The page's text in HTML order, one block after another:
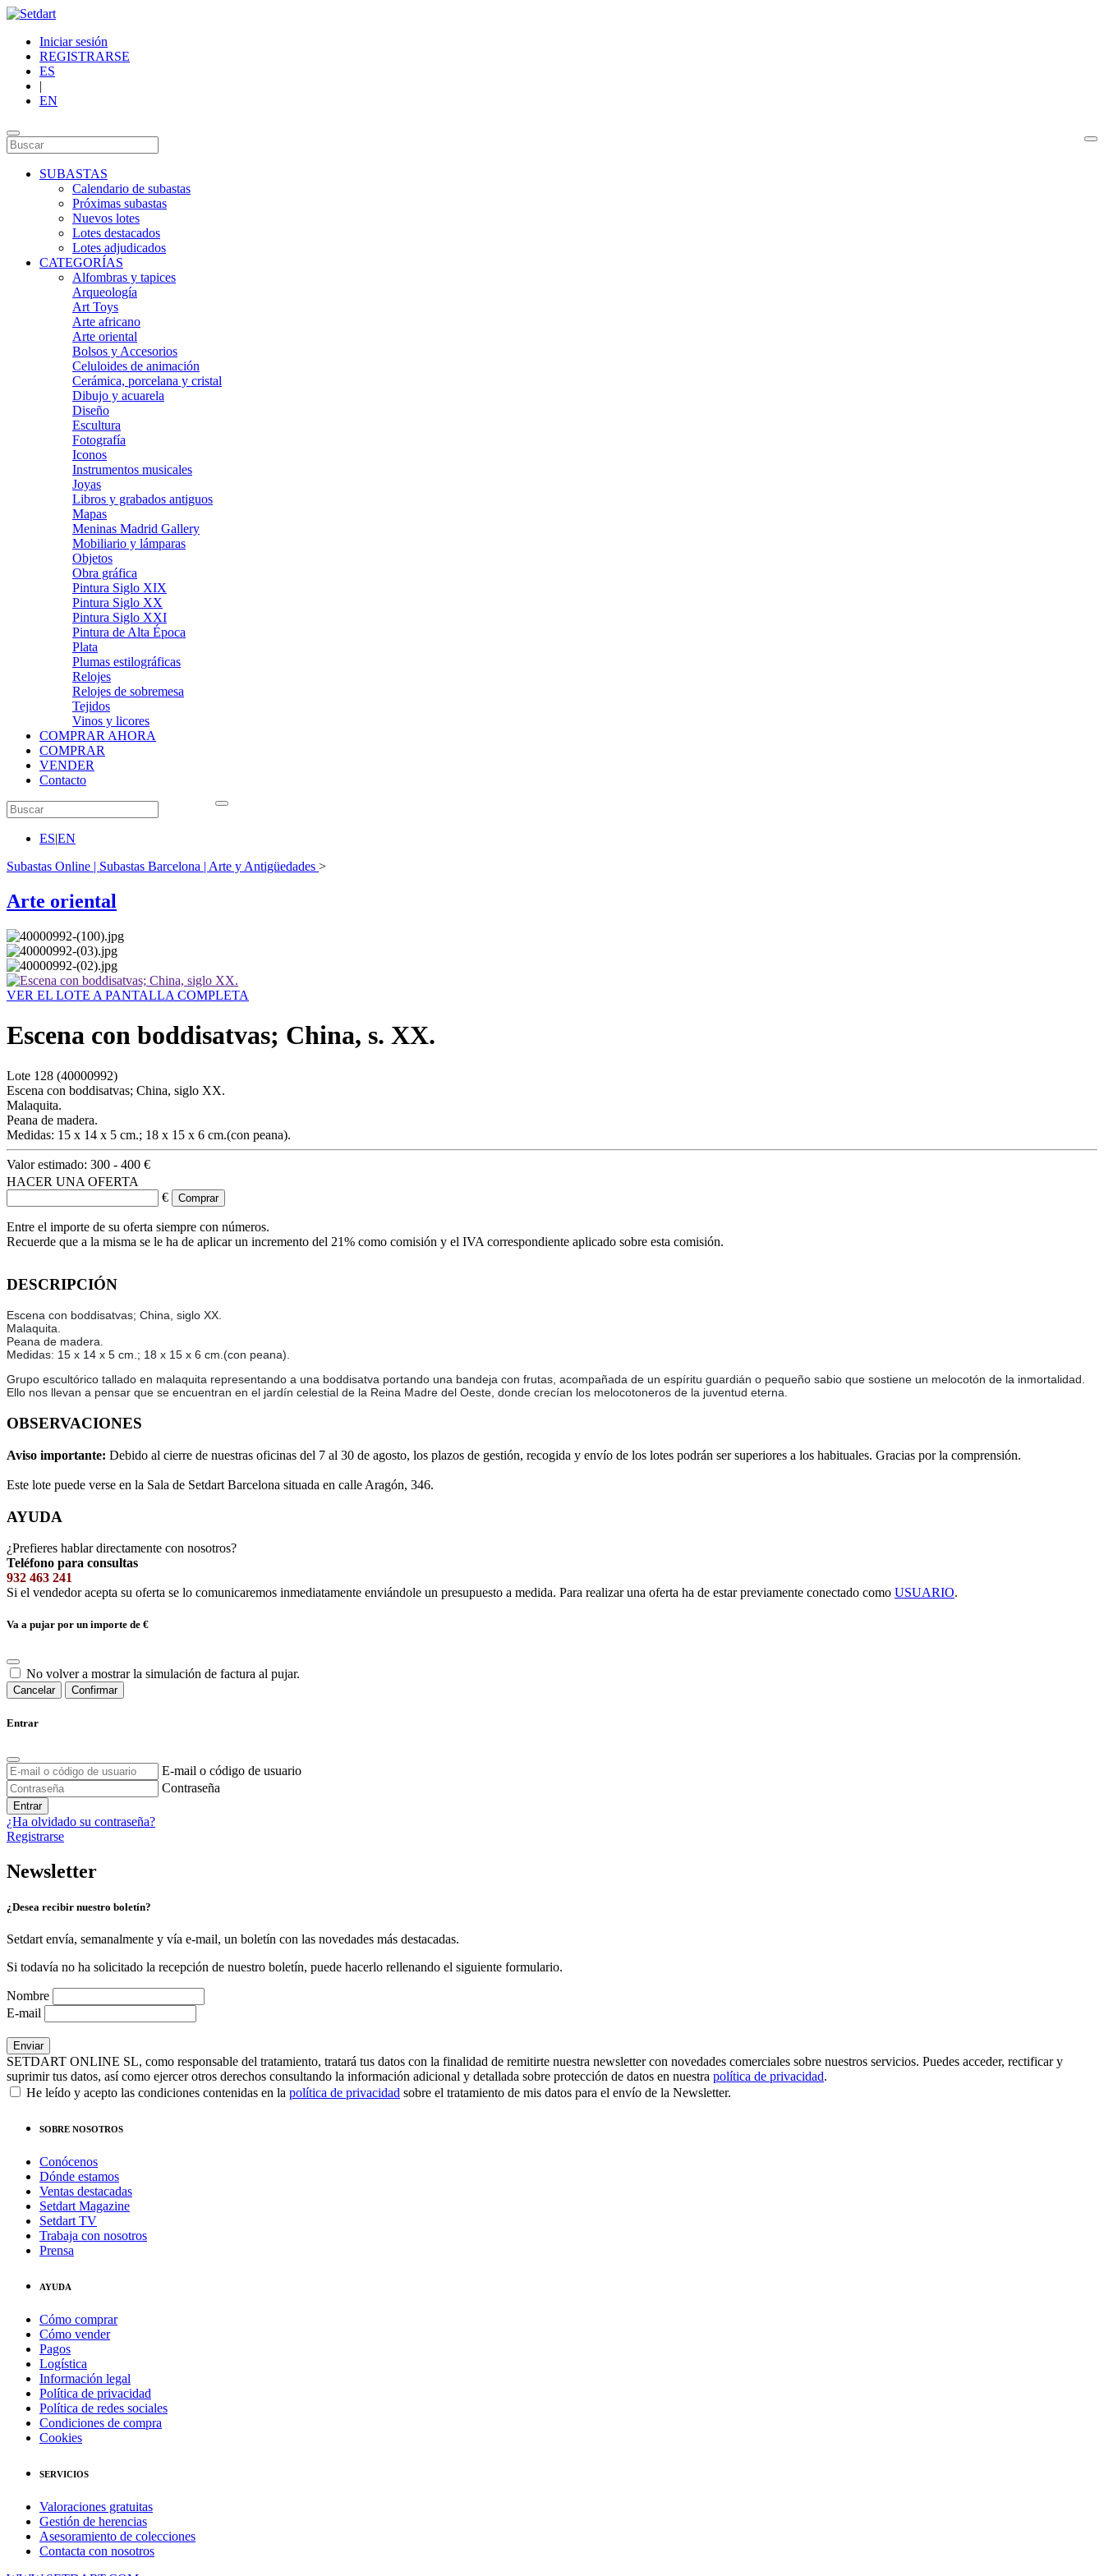
Iniciar sesión
REGISTRARSE
ES
|
EN
SUBASTAS
Calendario de subastas
Próximas subastas
Nuevos lotes
Lotes destacados
Lotes adjudicados
CATEGORÍAS
Alfombras y tapices
Arqueología
Art Toys
Arte africano
Arte oriental
Bolsos y Accesorios
Celuloides de animación
Cerámica, porcelana y cristal
Dibujo y acuarela
Diseño
Escultura
Fotografía
Iconos
Instrumentos musicales
Joyas
Libros y grabados antiguos
Mapas
Meninas Madrid Gallery
Mobiliario y lámparas
Objetos
Obra gráfica
Pintura Siglo XIX
Pintura Siglo XX
Pintura Siglo XXI
Pintura de Alta Época
Plata
Plumas estilográficas
Relojes
Relojes de sobremesa
Tejidos
Vinos y licores
COMPRAR AHORA
COMPRAR
VENDER
Contacto
ES|EN
Subastas Online | Subastas Barcelona | Arte y Antigüedades >
Arte oriental
VER EL LOTE A PANTALLA COMPLETA
Escena con boddisatvas; China, s. XX.
Lote 128 (40000992)
Escena con boddisatvas; China, siglo XX.
Malaquita.
Peana de madera.
Medidas: 15 x 14 x 5 cm.; 18 x 15 x 6 cm.(con peana).
Valor estimado: 300 - 400 €
HACER UNA OFERTA
€
Entre el importe de su oferta siempre con números.
Recuerde que a la misma se le ha de aplicar un incremento del 21% como comisión y el IVA correspondiente aplicado sobre esta comisión.
DESCRIPCIÓN
Escena con boddisatvas; China, siglo XX.
Malaquita.
Peana de madera.
Medidas: 15 x 14 x 5 cm.; 18 x 15 x 6 cm.(con peana).
Grupo escultórico tallado en malaquita representando a una boddisatva portando una bandeja con frutas, acompañada de un espíritu guardián o pequeño sabio que sostiene un melocotón de la inmortalidad.
Ello nos llevan a pensar que se encuentran en el jardín celestial de la Reina Madre del Oeste, donde crecían los melocotoneros de la juventud eterna.
OBSERVACIONES
Aviso importante: Debido al cierre de nuestras oficinas del 7 al 30 de agosto, los plazos de gestión, recogida y envío de los lotes podrán ser superiores a los habituales. Gracias por la comprensión.
Este lote puede verse en la Sala de Setdart Barcelona situada en calle Aragón, 346.
AYUDA
¿Prefieres hablar directamente con nosotros?
Teléfono para consultas
932 463 241
Si el vendedor acepta su oferta se lo comunicaremos inmediatamente enviándole un presupuesto a medida. Para realizar una oferta ha de estar previamente conectado como USUARIO.
Va a pujar por un importe de €
No volver a mostrar la simulación de factura al pujar.
Cancelar Confirmar
Entrar
E-mail o código de usuario
Contraseña
Entrar
¿Ha olvidado su contraseña?
Registrarse
Newsletter
¿Desea recibir nuestro boletín?
Setdart envía, semanalmente y vía e-mail, un boletín con las novedades más destacadas.
Si todavía no ha solicitado la recepción de nuestro boletín, puede hacerlo rellenando el siguiente formulario.
Nombre
E-mail
SETDART ONLINE SL, como responsable del tratamiento, tratará tus datos con la finalidad de remitirte nuestra newsletter con novedades comerciales sobre nuestros servicios. Puedes acceder, rectificar y
suprimir tus datos, así como ejercer otros derechos consultando la información adicional y detallada sobre protección de datos en nuestra política de privacidad.
He leído y acepto las condiciones contenidas en la política de privacidad sobre el tratamiento de mis datos para el envío de la Newsletter.
SOBRE NOSOTROS
Conócenos
Dónde estamos
Ventas destacadas
Setdart Magazine
Setdart TV
Trabaja con nosotros
Prensa
AYUDA
Cómo comprar
Cómo vender
Pagos
Logística
Información legal
Política de privacidad
Política de redes sociales
Condiciones de compra
Cookies
SERVICIOS
Valoraciones gratuitas
Gestión de herencias
Asesoramiento de colecciones
Contacta con nosotros